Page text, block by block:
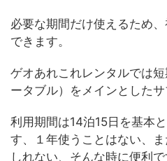
必要な期間だけ使えるため
できます。
ゲオあれこれレンタルでは
ータブル）をメインとしたサ
利用期間は14泊15日を基本
す、１年使うことはない、
しれない、そんな時に便利で